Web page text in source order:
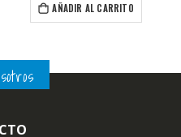
AÑADIR AL CARRITO